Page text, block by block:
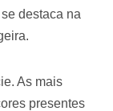
destaca na
As mais
presentes